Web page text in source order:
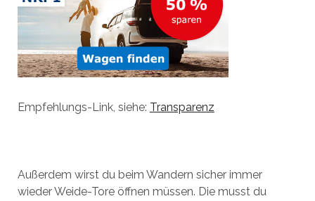
Empfehlungs-Link, siehe: Transparenz
Außerdem wirst du beim Wandern sicher immer
wieder Weide-Tore öffnen müssen. Die musst du